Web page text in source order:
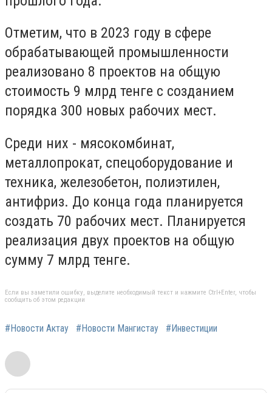
Отметим, что в 2023 году в сфере
обрабатывающей промышленности
реализовано 8 проектов на общую
стоимость 9 млрд тенге с созданием
порядка 300 новых рабочих мест.
Среди них - мясокомбинат,
металлопрокат, спецоборудование и
техника, железобетон, полиэтилен,
антифриз. До конца года планируется
создать 70 рабочих мест. Планируется
реализация двух проектов на общую
сумму 7 млрд тенге.
Если вы заметили ошибку, выделите необходимый текст и нажмите Ctrl+Enter, чтобы
сообщить об этом редакции
#Новости Актау #Новости Мангистау #Инвестиции